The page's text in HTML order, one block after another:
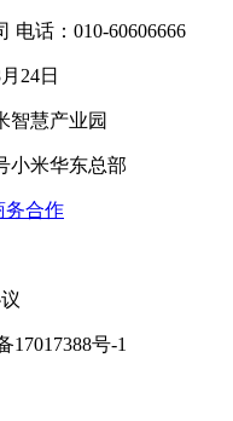
电话：010-60606666
24日
智慧产业园
小米华东总部
务合作
17017388号-1